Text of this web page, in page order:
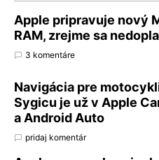
Apple pripravuje nový
RAM, zrejme sa
3 komentáre
Navigácia pre
Sygicu je už v Apple
a Android Auto
pridaj komentár